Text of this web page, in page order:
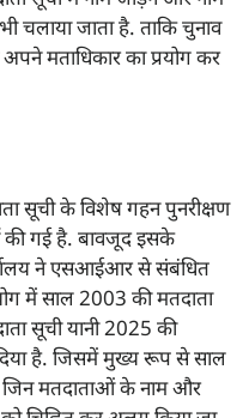
चलाया जाता है. ताकि चुनाव
मताधिकार का प्रयोग कर
सूची के विशेष गहन पुनरीक्षण
गई है. बावजूद इसके
ने एसआईआर से संबंधित
में साल 2003 की मतदाता
सूची यानी 2025 की
है. जिसमें मुख्य रूप से साल
मतदाताओं के नाम और